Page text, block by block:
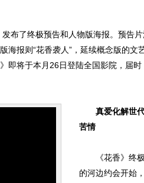
了终极预告和人物版海报。预告片
海报则“花香袭人”，延续概念版的文
即将于本月26日登陆全国影院，届时
真爱化解世
苦情
《花香》终极
的河边约会开始